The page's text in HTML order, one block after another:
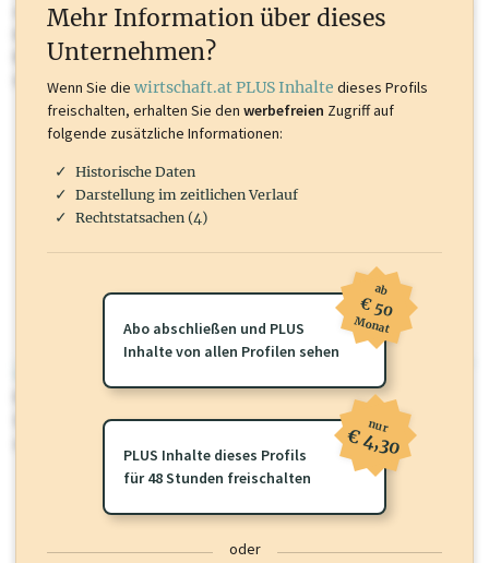
oder loggen Sie sich ein um diese Inhalte zu sehen. wirtschaft.at PLUS
Marken, Patente, Rechtstatsachen, OTS-Aussendungen, und viele
mehr.
Für dieses Profil gibt es zusätzlichewirtschaft.at PLUS Inhalte
Sie momentan nicht einsehen können. Schalten Sie dieses Profil frei
oder loggen Sie sich ein um diese Inhalte zu sehen.
Mehr Information über dieses
Unternehmen?
Wenn Sie die wirtschaft.at PLUS Inhalte dieses Profils
freischalten, erhalten Sie den werbefreien Zugriff auf
folgende zusätzliche Informationen:
Historische Daten
Darstellung im zeitlichen Verlauf
Rechtstatsachen (4)
Abo abschließen und PLUS
Inhalte von allen Profilen sehen
ab
€ 50
Monat
PLUS Inhalte dieses Profils
für 48 Stunden freischalten
nur
€ 4,30
oder